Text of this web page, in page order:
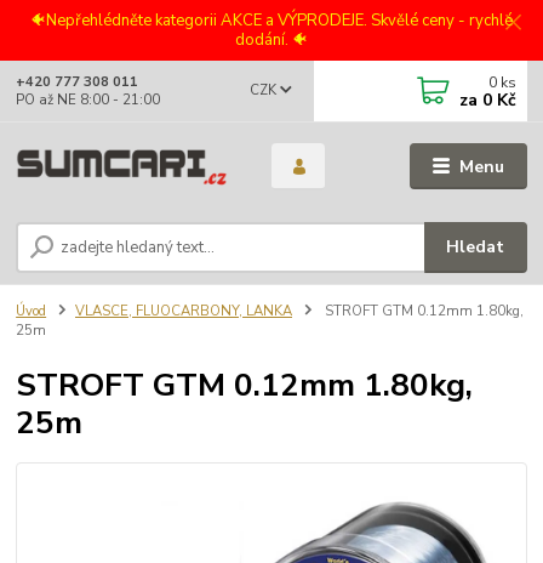
🐠Nepřehlédněte kategorii AKCE a VÝPRODEJE. Skvělé ceny - rychlé
dodání. 🐠
Menu
CZK
Hledat
+420 777 308 011
PO až NE 8:00 - 21:00
0 ks
za 0 Kč
Úvod VLASCE, FLUOCARBONY, LANKA
STROFT GTM 0.12mm 1.80kg,
25m
STROFT GTM 0.12mm 1.80kg,
25m